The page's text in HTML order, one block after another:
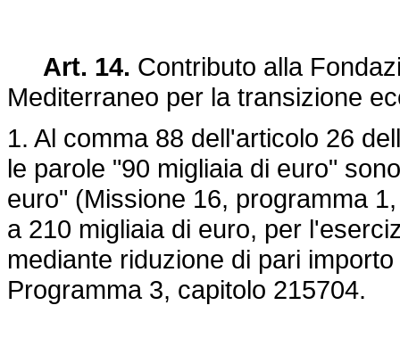
Art. 14. Contributo alla
Mediterraneo per la transizione
1. Al comma 88 dell'articolo 26
le parole "90 migliaia di euro"
euro" (Missione 16, programma
a 210 migliaia di euro, per
mediante riduzione di pari
Programma 3, capitolo 215704.